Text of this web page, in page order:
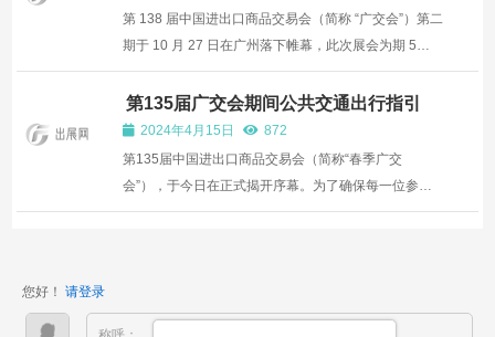
分...
第 138 届中国进出口商品交易会（简称 “广交会”）第二
期于 10 月 27 日在广州落下帷幕，此次展会为期 5
天。据广交会官方消息，截至闭幕当日，线下到会的境
外采购商累计接近 24 万人次，覆盖全球 223 个国家和
地区，较上届同期增长 6.8%，再度刷新历史纪录。 本
届广...
第135届广交会期间公共交通出行指引
2024年4月15日
872
第135届中国进出口商品交易会（简称“春季广交
会”），于今日在正式揭开序幕。为了确保每一位参展
客商都能享受到便捷、舒适的出行体验，广州市交通运
您好！ 请登录